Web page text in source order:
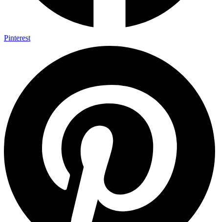
Pinterest